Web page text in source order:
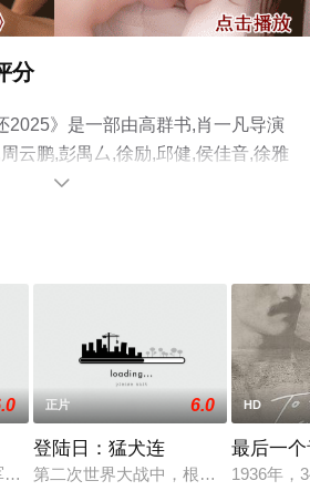
分
2025》是一部由高群书,肖一凡导演
云鹏,彭禺厶,徐励,邱健,侯佳音,徐雅
,,李梦瑶,梁颂晴,段秋钰,景天曈,寇文
俏,翟赫等演员精彩演绎的大陆电
移步至豆瓣电影、电视猫或剧情网

长征，根据地又面临白匪的反扑，李家
正片 6.0
登陆日：猛犬连
第二次世界大战中，根据英国盟军埃
HD
最后一
1936年，